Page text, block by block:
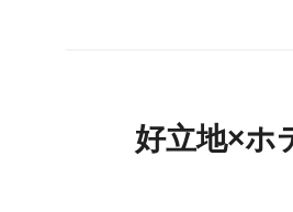
好立地×ホ